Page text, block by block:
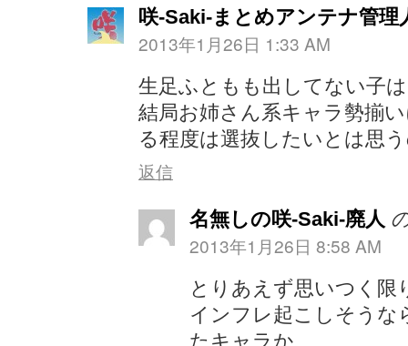
咲-Saki-まとめアンテナ管理
2013年1月26日 1:33 AM
生足ふともも出してない子
結局お姉さん系キャラ勢揃
る程度は選抜したいとは思
返信
名無しの咲-Saki-廃人
2013年1月26日 8:58 AM
とりあえず思いつく限
インフレ起こしそうな
たキャラか